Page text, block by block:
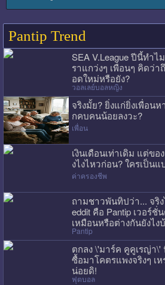
Pantip Trend
SEA V.League ปีนี้ทำ
ราแกว่งๆ เพื่อนๆ คิดว่า
อดใหม่หรือยัง?
วอลเลย์บอลหญิง
จริงมั้ย? ยิ่งแก่ยิ่งเพื่อนห
กคบคนน้อยลงวะ?
เพื่อน
เงินเดือนเท่าเดิม แต่ข
งไงไหวก่อน? ใครเป็น
ค่าครองชีพ
ถามชาวพันทิปว่า... จริ
eddit คือ Pantip เวอร์ชั่
เหมือนหรือต่างกันยังไง
Pantip
ตกลง \'มาร์ค คูคูเรญ่า\'
ซื้อมาโคตรแพงจริงๆ เ
น่อยดิ!
ฟุตบอล